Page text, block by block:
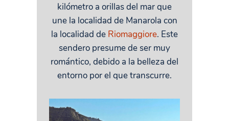
kilómetro a orillas del mar que
une la localidad de Manarola con
la localidad de Riomaggiore. Este
sendero presume de ser muy
romántico, debido a la belleza del
entorno por el que transcurre.